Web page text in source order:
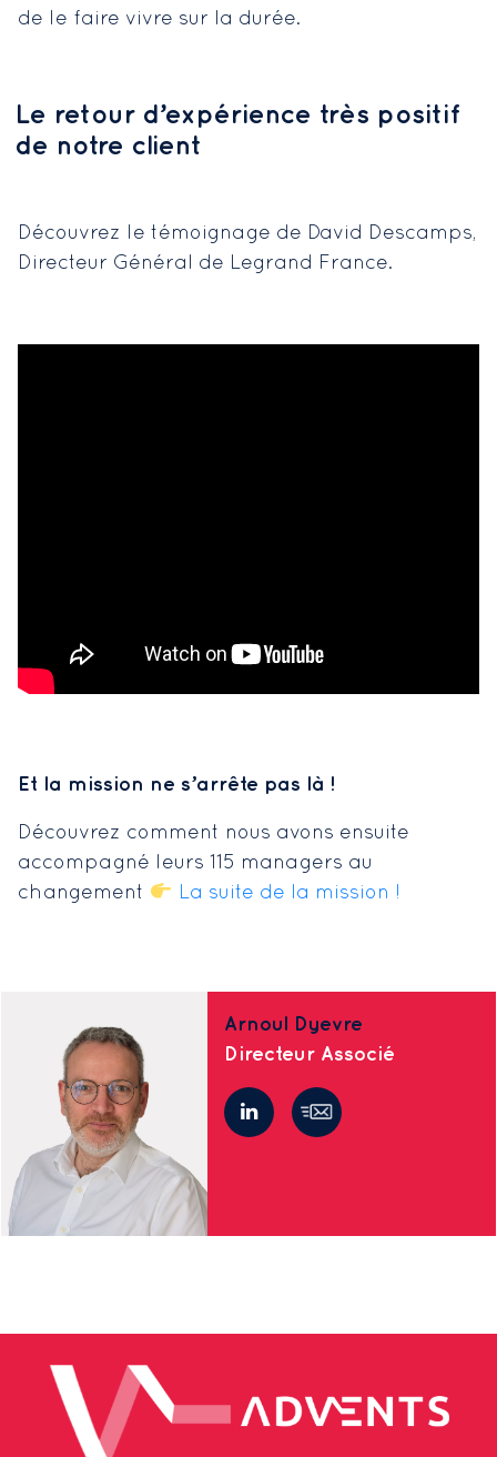
de le faire vivre sur la durée.
Le retour d’expérience très positif
de notre client
Découvrez le témoignage de David Descamps,
Directeur Général de Legrand France.
Et la mission ne s’arrête pas là !
Découvrez comment nous avons ensuite
accompagné leurs 115 managers au
changement
La suite de la mission !
Arnoul Dyevre
Directeur Associé